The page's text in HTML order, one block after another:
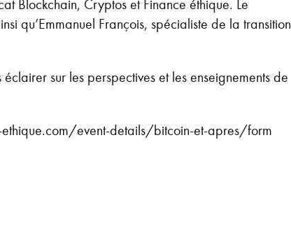
Blockchain, Cryptos et Finance éthique. Le
qu’Emmanuel François, spécialiste de la transition
sur les perspectives et les enseignements de
event-details/bitcoin-et-apres/form